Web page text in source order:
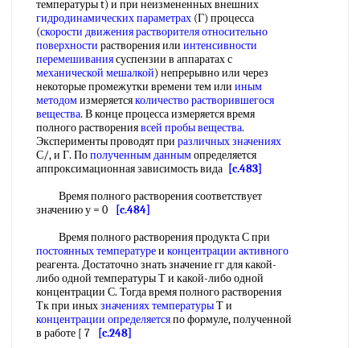
температуры t) и при неизмененных внешних
гидродинамических параметрах (Г) процесса
(скорости движения растворителяотносительно
поверхности растворения или интенсивности
перемешиваниясуспензии в аппаратах с
механической мешалкой) непрерывно или через
некоторые промежутки времени тем или иным
методомизмеряетсяколичество растворившегося
вещества. В конце процесса измеряется время
полного растворениявсей пробы вещества.
Эксперименты проводят при различных значениях
С/, и Г. Пополученным даннымопределяется
аппроксимационная зависимость вида [c.483]
Время полного растворения соответствует
значению у = 0
[c.484]
Время полного растворения продукта С при
постоянных температуреи концентрации активного
реагента. Достаточно знать значение гг для какой-
либо одной температуры Т и какой-либо одной
концентрации С. Тогда время полного растворения
Тк при иныхзначениях температурыТ и
концентрации определяетсяпо формуле, полученной
в работе [ 7
[c.248]